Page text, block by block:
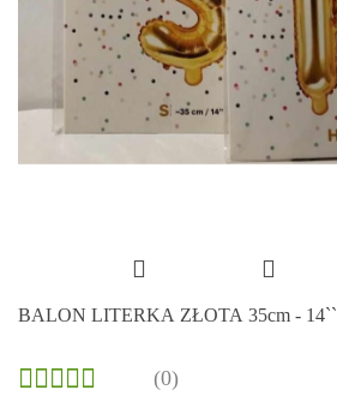
BALON LITERKA ZŁOTA 35cm - 14``
(0)